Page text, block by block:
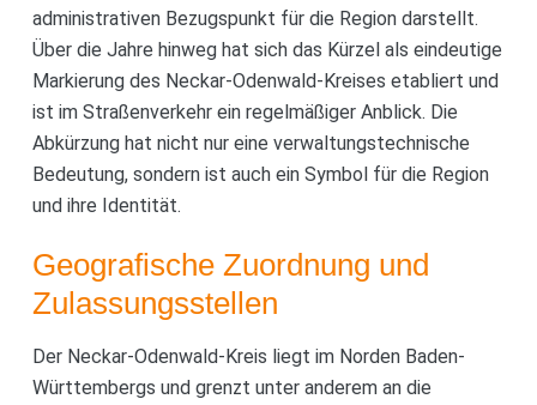
administrativen Bezugspunkt für die Region darstellt.
Über die Jahre hinweg hat sich das Kürzel als eindeutige
Markierung des Neckar-Odenwald-Kreises etabliert und
ist im Straßenverkehr ein regelmäßiger Anblick. Die
Abkürzung hat nicht nur eine verwaltungstechnische
Bedeutung, sondern ist auch ein Symbol für die Region
und ihre Identität.
Geografische Zuordnung und
Zulassungsstellen
Der Neckar-Odenwald-Kreis liegt im Norden Baden-
Württembergs und grenzt unter anderem an die